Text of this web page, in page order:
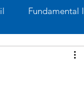
Fundamental I